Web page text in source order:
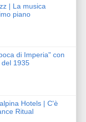
| La musica
piano
di Imperia" con
del 1935
Hotels | C'è
Ritual